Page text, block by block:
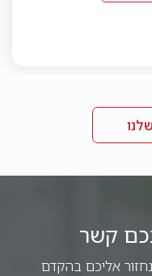
קשר
אליכם בהקדם